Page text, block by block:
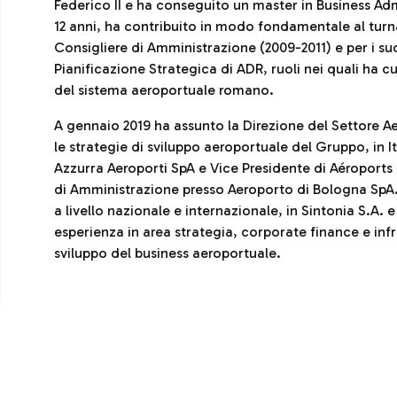
Federico II e ha conseguito un master in Business
12 anni, ha contribuito in modo fondamentale al
Consigliere di Amministrazione (2009-2011) e per i
Pianificazione Strategica di ADR, ruoli nei quali ha
del sistema aeroportuale romano.
A gennaio 2019 ha assunto la Direzione del Settore
le strategie di sviluppo aeroportuale del Gruppo, in
Azzurra Aeroporti SpA e Vice Presidente di
di Amministrazione presso Aeroporto di Bologna
a livello nazionale e internazionale, in Sintonia S.A.
esperienza in area strategia, corporate finance e
sviluppo del business aeroportuale.